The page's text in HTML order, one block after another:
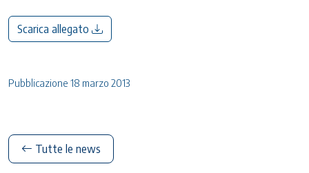
Scarica allegato
Pubblicazione 18 marzo 2013
Tutte le news